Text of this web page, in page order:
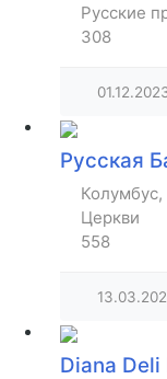
Русские
308
Русская
Церкви
558
Diana Deli